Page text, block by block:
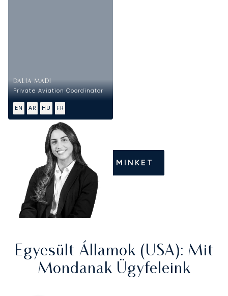
DALIA MADI
Private Aviation Coordinator
EN AR HU FR
HÍVJON MINKET
Egyesült Államok (USA): Mit
Mondanak Ügyfeleink